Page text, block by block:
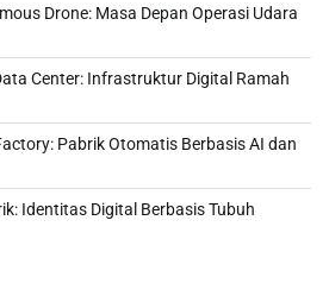
Drone: Masa Depan Operasi Udara
Center: Infrastruktur Digital Ramah
Pabrik Otomatis Berbasis AI dan
Identitas Digital Berbasis Tubuh